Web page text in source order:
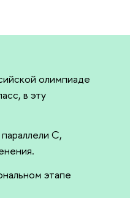
олимпиаде
в эту
C,
этапе